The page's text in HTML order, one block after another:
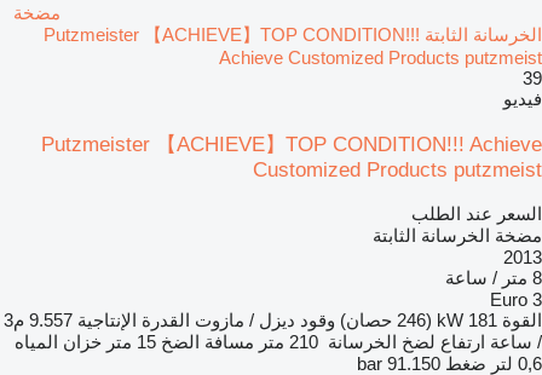
مضخة
الخرسانة الثابتة Putzmeister 【ACHIEVE】TOP CONDITION!!!
Achieve Customized Products putzmeist
39
فيديو
Putzmeister 【ACHIEVE】TOP CONDITION!!! Achieve
Customized Products putzmeist
السعر عند الطلب
مضخة الخرسانة الثابتة
2013
8 متر / ساعة
Euro 3
القوة 181 kW (246 حصان) وقود ديزل / مازوت القدرة الإنتاجية
9.557 م3
/ ساعة ارتفاع لضخ الخرسانة 210 متر مسافة الضخ 15 متر
خزان المياه
0,6 لتر
ضغط 91.150 bar